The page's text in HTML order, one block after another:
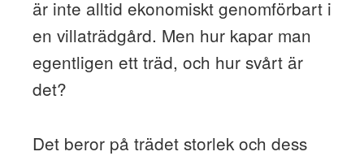
är inte alltid ekonomiskt genomförbart i
en villaträdgård. Men hur kapar man
egentligen ett träd, och hur svårt är
det?
Det beror på trädet storlek och dess